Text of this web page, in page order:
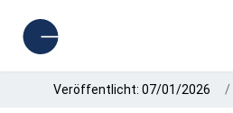
Veröffentlicht: 07/01/2026